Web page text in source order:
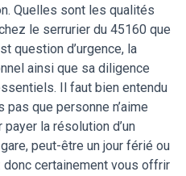
Quelles sont les qualités
le serrurier du 45160 que
question d’urgence, la
ainsi que sa diligence
Il faut bien entendu
pas que personne n’aime
la résolution d’un
peut-être un jour férié ou
certainement vous offrir